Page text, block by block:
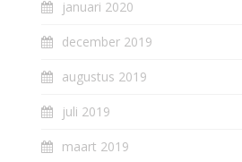
januari 2020
december 2019
augustus 2019
juli 2019
maart 2019